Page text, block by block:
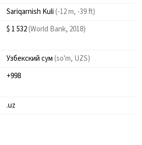
Sariqarnish Kuli(-12 m, -39 ft)
$ 1 532(World Bank, 2018)
Узбекский сум(so'm, UZS)
+998
.uz